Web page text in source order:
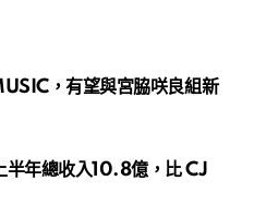
，有望與宮脇咲良組新
半年總收入10.8億，比 CJ